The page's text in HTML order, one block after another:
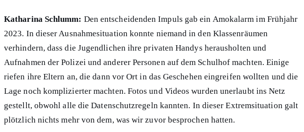
Katharina Schlumm: Den entscheidenden Impuls gab ein Amokalarm im Frühjahr
2023. In dieser Ausnahmesituation konnte niemand in den Klassenräumen
verhindern, dass die Jugendlichen ihre privaten Handys herausholten und
Aufnahmen der Polizei und anderer Personen auf dem Schulhof machten. Einige
riefen ihre Eltern an, die dann vor Ort in das Geschehen eingreifen wollten und die
Lage noch komplizierter machten. Fotos und Videos wurden unerlaubt ins Netz
gestellt, obwohl alle die Datenschutzregeln kannten. In dieser Extremsituation galt
plötzlich nichts mehr von dem, was wir zuvor besprochen hatten.